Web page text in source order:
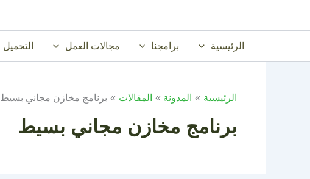
الرئيسية برامجنا مجالات العمل التحميل
الرئيسية المدونة المقالات برنامج مخازن مجاني بسيط
برنامج مخازن مجاني بسيط